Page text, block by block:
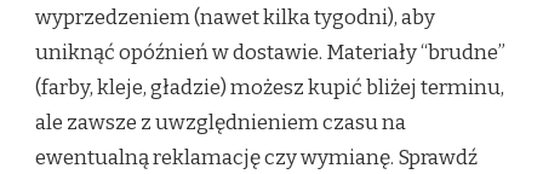
wyprzedzeniem (nawet kilka tygodni), aby
uniknąć opóźnień w dostawie. Materiały “brudne”
(farby, kleje, gładzie) możesz kupić bliżej terminu,
ale zawsze z uwzględnieniem czasu na
ewentualną reklamację czy wymianę. Sprawdź